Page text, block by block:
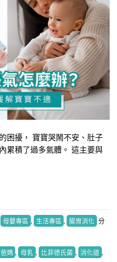
困擾， 寶寶哭鬧不安、肚子
累積了過多氣體。 這主要與
母嬰專區 , 生活專區 , 腸胃消化 分
媽 , 母乳 , 比菲德氏菌 , 消化道 ,